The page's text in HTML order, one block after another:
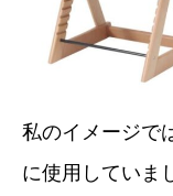
私のイメージで
に使用していま